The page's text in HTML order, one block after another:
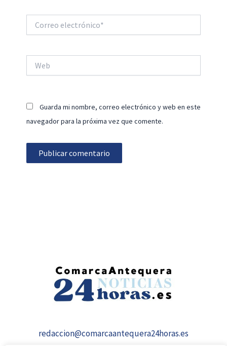
electrónico*
Guarda mi nombre, correo electrónico y web en este
navegador para la próxima vez que comente.
redaccion@comarcaantequera24horas.es